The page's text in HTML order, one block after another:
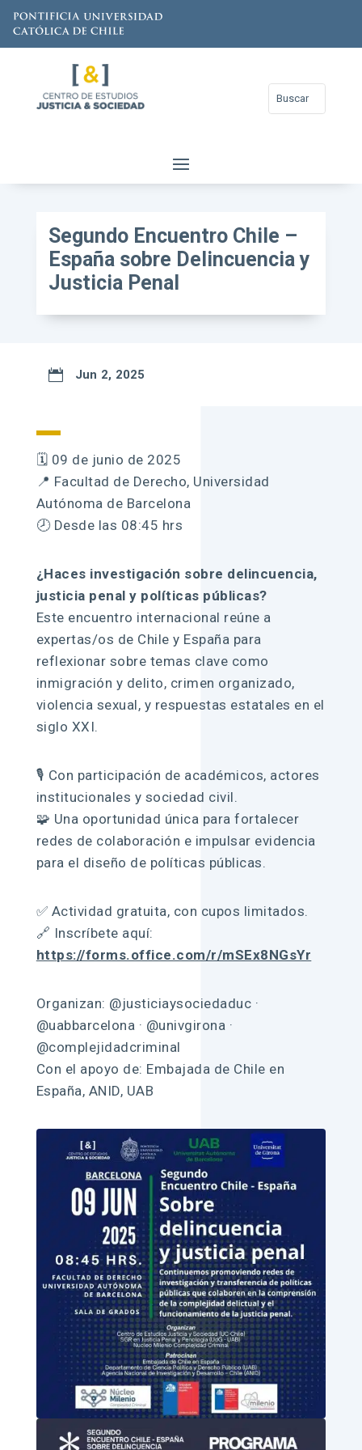
Segundo Encuentro Chile –
España sobre Delincuencia y
Justicia Penal
 Jun 2, 2025
🗓️ 09 de junio de 2025
📍 Facultad de Derecho, Universidad
Autónoma de Barcelona
🕗 Desde las 08:45 hrs
¿Haces investigación sobre delincuencia,
justicia penal y políticas públicas?
Este encuentro internacional reúne a
expertas/os de Chile y España para
reflexionar sobre temas clave como
inmigración y delito, crimen organizado,
violencia sexual, y respuestas estatales en el
siglo XXI.
🎙️ Con participación de académicos, actores
institucionales y sociedad civil.
🧩 Una oportunidad única para fortalecer
redes de colaboración e impulsar evidencia
para el diseño de políticas públicas.
✅ Actividad gratuita, con cupos limitados.
🔗 Inscríbete aquí:
https://forms.office.com/r/mSEx8NGsYr
Organizan: @justiciaysociedaduc ·
@uabbarcelona · @univgirona ·
@complejidadcriminal
Con el apoyo de: Embajada de Chile en
España, ANID, UAB